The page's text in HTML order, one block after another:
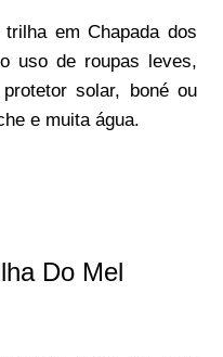
em Chapada dos
uso de roupas leves,
solar, boné ou
e muita água.
Do Mel